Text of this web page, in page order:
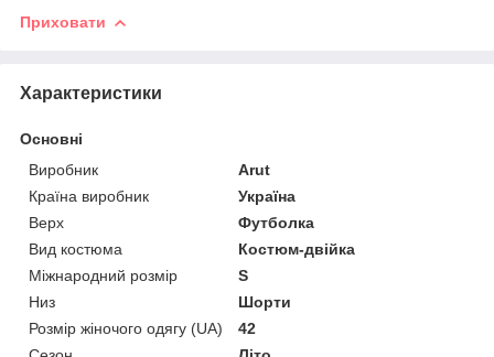
Приховати
Характеристики
Основні
Виробник
Arut
Країна виробник
Україна
Верх
Футболка
Вид костюма
Костюм-двійка
Міжнародний розмір
S
Низ
Шорти
Розмір жіночого одягу (UA)
42